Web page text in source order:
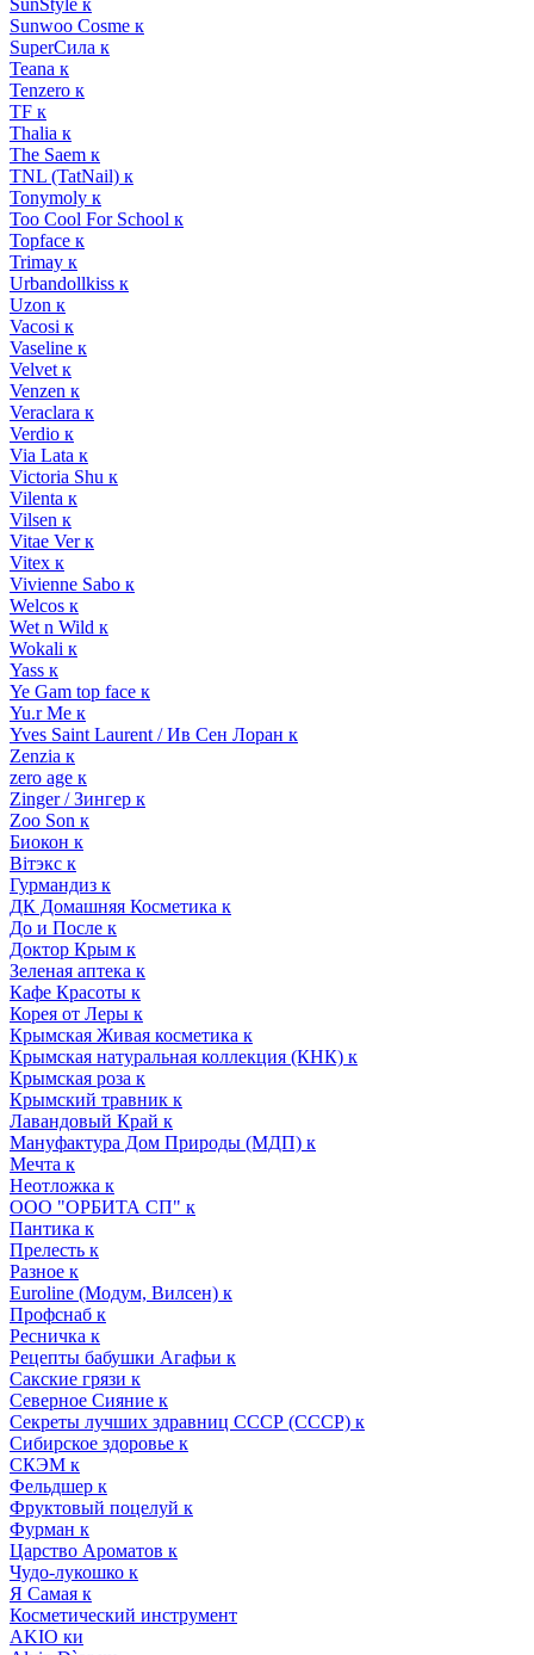
SunStyle к
Sunwoo Cosme к
SuperСила к
Teana к
Tenzero к
TF к
Thalia к
The Saem к
TNL (TatNail) к
Tonymoly к
Too Cool For School к
Topface к
Trimay к
Urbandollkiss к
Uzon к
Vacosi к
Vaseline к
Velvet к
Venzen к
Veraclara к
Verdio к
Via Lata к
Victoria Shu к
Vilenta к
Vilsen к
Vitae Ver к
Vitex к
Vivienne Sabo к
Welcos к
Wet n Wild к
Wokali к
Yass к
Ye Gam top face к
Yu.r Me к
Yves Saint Laurent / Ив Сен Лоран к
Zenzia к
zero age к
Zinger / Зингер к
Zoo Son к
Биокон к
Вiтэкс к
Гурмандиз к
ДК Домашняя Косметика к
До и После к
Доктор Крым к
Зеленая аптека к
Кафе Красоты к
Корея от Леры к
Крымская Живая косметика к
Крымская натуральная коллекция (КНК) к
Крымская роза к
Крымский травник к
Лавандовый Край к
Мануфактура Дом Природы (МДП) к
Мечта к
Неотложка к
ООО "ОРБИТА СП" к
Пантика к
Прелесть к
Разное к
Euroline (Модум, Вилсен) к
Профснаб к
Ресничка к
Рецепты бабушки Агафьи к
Сакские грязи к
Северное Сияние к
Секреты лучших здравниц СССР (СССР) к
Сибирское здоровье к
СКЭМ к
Фельдшер к
Фруктовый поцелуй к
Фурман к
Царство Ароматов к
Чудо-лукошко к
Я Самая к
Косметический инструмент
AKIO ки